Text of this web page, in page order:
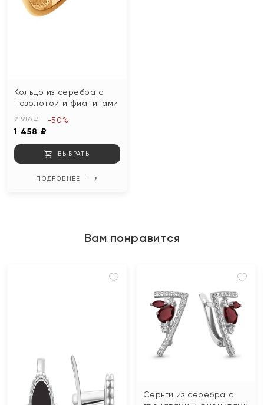
Кольцо из серебра с
позолотой и фианитами
2 916 ₽
1 458 ₽
-50%
ВЫБРАТЬ
ПОДРОБНЕЕ
Вам понравится
Серьги из серебра с